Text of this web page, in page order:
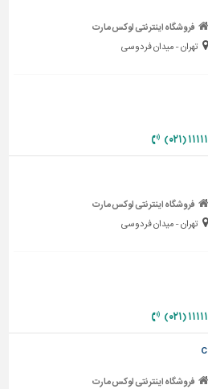
فروشگاه اینترنتی لوکس مارت
تهران - میدان فردوسی
(۰۲۱)
فروشگاه اینترنتی لوکس مارت
تهران - میدان فردوسی
(۰۲۱)
فروشگاه اینترنتی لوکس مارت